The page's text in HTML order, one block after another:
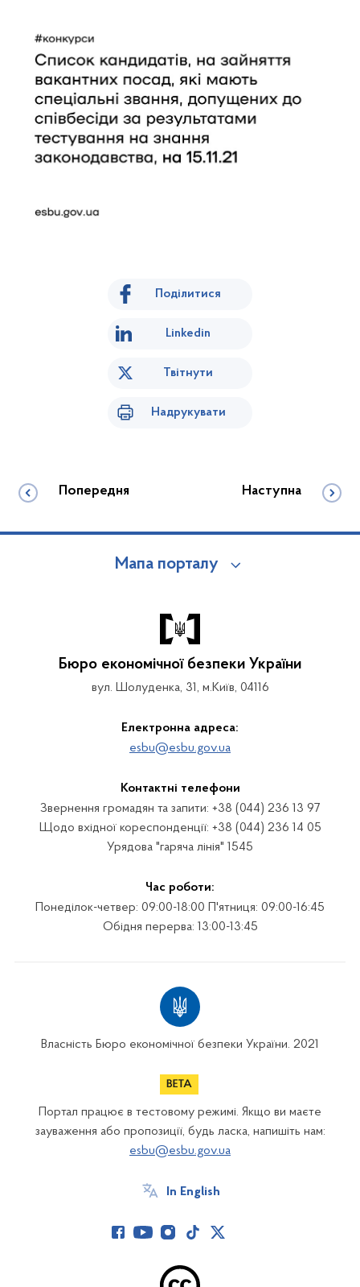
Поділитися
Linkedin
Твітнути
Надрукувати
Попередня Наступна
Мапа порталу
Бюро економічної безпеки України
вул. Шолуденка, 31, м.Київ, 04116
Електронна адреса:
esbu@esbu.gov.ua
Контактні телефони
Звернення громадян та запити: +38 (044) 236 13 97
Щодо вхідної кореспонденції: +38 (044) 236 14 05
Урядова "гаряча лінія" 1545
Час роботи:
Понеділок-четвер: 09:00-18:00 П'ятниця: 09:00-16:45
Обідня перерва: 13:00-13:45
Власність Бюро економічної безпеки України. 2021
Портал працює в тестовому режимі. Якщо ви маєте
зауваження або пропозиції, будь ласка, напишіть нам:
esbu@esbu.gov.ua
In English